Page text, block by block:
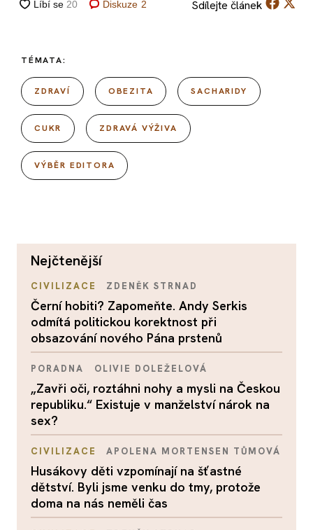
Diskuze 2 Sdílejte článek
TÉMATA:
ZDRAVÍ OBEZITA SACHARIDY
CUKR ZDRAVÁ VÝŽIVA
VÝBĚR EDITORA
nejčtenější
CIVILIZACE ZDENĚK STRNAD
Černí hobiti? Zapomeňte. Andy Serkis
odmítá politickou korektnost při
obsazování nového Pána prstenů
PORADNA OLIVIE DOLEŽELOVÁ
„Zavři oči, roztáhni nohy a mysli na Českou
republiku.“ Existuje v manželství nárok na
sex?
CIVILIZACE APOLENA MORTENSEN TŮMOVÁ
Husákovy děti vzpomínají na šťastné
dětství. Byli jsme venku do tmy, protože
doma na nás neměli čas